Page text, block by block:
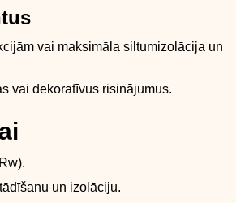
vai maksimāla siltumizolācija un
vai dekoratīvus risinājumus.
un izolāciju.